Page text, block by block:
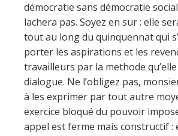
démocratie sans démocratie
lachera pas. Soyez en sur : elle
tout au long du quinquennat qui
porter les aspirations et les
travailleurs par la methode
dialogue. Ne l’obligez pas,
à les exprimer par tout autre
exercice bloqué du pouvoir
appel est ferme mais constructif :